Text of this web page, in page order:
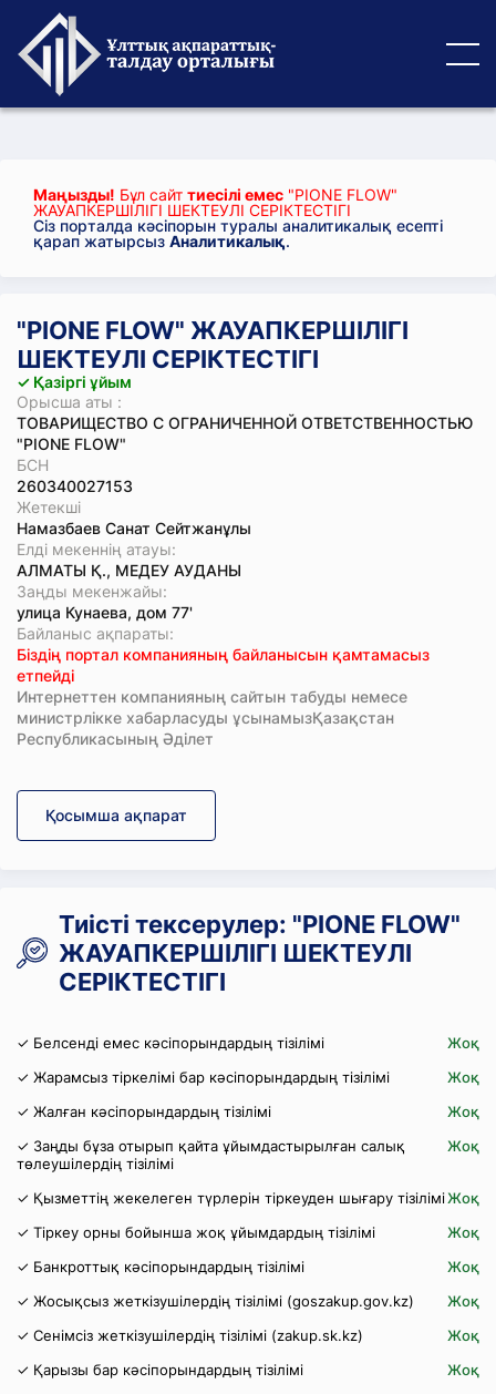
Маңызды! Бұл сайт тиесілі емес "PIONE FLOW"
ЖАУАПКЕРШІЛІГІ ШЕКТЕУЛІ СЕРІКТЕСТІГІ
Сіз порталда кәсіпорын туралы аналитикалық есепті
қарап жатырсыз Аналитикалық.
"PIONE FLOW" ЖАУАПКЕРШІЛІГІ
ШЕКТЕУЛІ СЕРІКТЕСТІГІ
✓ Қазіргі ұйым
Орысша аты :
ТОВАРИЩЕСТВО С ОГРАНИЧЕННОЙ ОТВЕТСТВЕННОСТЬЮ
"PIONE FLOW"
БСН
260340027153
Жетекші
Намазбаев Санат Сейтжанұлы
Елді мекеннің атауы:
АЛМАТЫ Қ., МЕДЕУ АУДАНЫ
Заңды мекенжайы:
улица Кунаева, дом 77'
Байланыс ақпараты:
Біздің портал компанияның байланысын қамтамасыз
етпейді
Интернеттен компанияның сайтын табуды немесе
министрлікке хабарласуды ұсынамызҚазақстан
Республикасының Әділет
Қосымша ақпарат
Тиісті тексерулер: "PIONE FLOW"
ЖАУАПКЕРШІЛІГІ ШЕКТЕУЛІ
СЕРІКТЕСТІГІ
✓ Белсенді емес кәсіпорындардың тізілімі
Жоқ
✓ Жарамсыз тіркелімі бар кәсіпорындардың тізілімі
Жоқ
✓ Жалған кәсіпорындардың тізілімі
Жоқ
✓ Заңды бұза отырып қайта ұйымдастырылған салық
төлеушілердің тізілімі
Жоқ
✓ Қызметтің жекелеген түрлерін тіркеуден шығару тізіліміЖоқ
✓ Тіркеу орны бойынша жоқ ұйымдардың тізілімі
Жоқ
✓ Банкроттық кәсіпорындардың тізілімі
Жоқ
✓ Жосықсыз жеткізушілердің тізілімі (goszakup.gov.kz)
Жоқ
✓ Сенімсіз жеткізушілердің тізілімі (zakup.sk.kz)
Жоқ
✓ Қарызы бар кәсіпорындардың тізілімі
Жоқ